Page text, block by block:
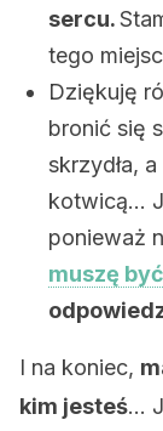
sercu.
tego
Dziękuję
bronić się
skrzydła,
kotwicą…
ponieważ
muszę
I na koniec,
kim jesteś…